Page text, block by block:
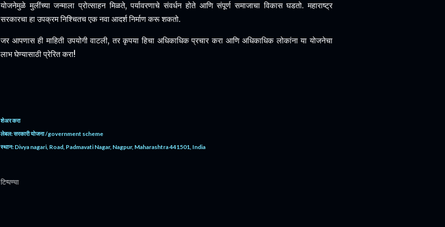
योजनेमुळे मुलींच्या जन्माला प्रोत्साहन मिळते, पर्यावरणाचे संवर्धन होते आणि संपूर्ण समाजाचा विकास घडतो. महाराष्ट्र
सरकारचा हा उपक्रम निश्चितच एक नवा आदर्श निर्माण करू शकतो.
जर आपणास ही माहिती उपयोगी वाटली, तर कृपया हिचा अधिकाधिक प्रचार करा आणि अधिकाधिक लोकांना या योजनेचा
लाभ घेण्यासाठी प्रेरित करा!
शेअर करा
लेबल:सरकारी योजना /government scheme
स्थान: Divya nagari, Road, Padmavati Nagar, Nagpur, Maharashtra 441501, India
टिप्पण्या